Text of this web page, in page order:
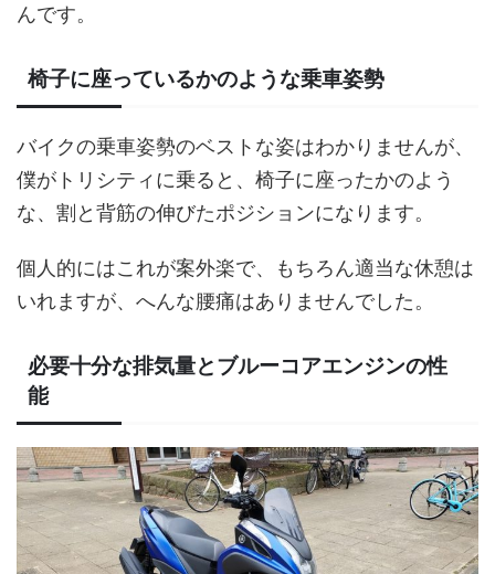
んです。
椅子に座っているかのような乗車姿勢
バイクの乗車姿勢のベストな姿はわかりませんが、
僕がトリシティに乗ると、椅子に座ったかのよう
な、割と背筋の伸びたポジションになります。
個人的にはこれが案外楽で、もちろん適当な休憩は
いれますが、へんな腰痛はありませんでした。
必要十分な排気量とブルーコアエンジンの性
能